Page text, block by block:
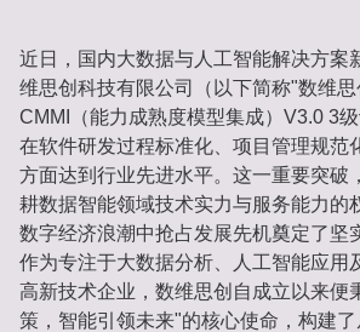
近日，国内大数据与人工智能解决方
维思创科技有限公司（以下简称"数维
CMMI（能力成熟度模型集成）V3.0 3
在软件研发过程标准化、项目管理规范
方面达到行业先进水平。这一重要突破
耕数据智能领域技术实力与服务能力的
数字经济浪潮中抢占发展先机奠定了坚
作为专注于大数据分析、人工智能应用
高新技术企业，数维思创自成立以来便
策，智能引领未来"的核心使命，构建了